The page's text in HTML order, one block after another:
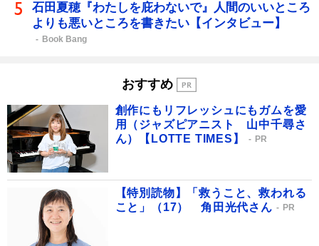
石田夏穂『わたしを庇わないで』人間のいいところ
よりも悪いところを書きたい【インタビュー】
Book Bang
おすすめ
創作にもリフレッシュにもガムを愛
用（ジャズピアニスト 山中千尋さ
ん）【LOTTE TIMES】
PR
【特別読物】「救うこと、救われる
こと」（17） 角田光代さん
PR